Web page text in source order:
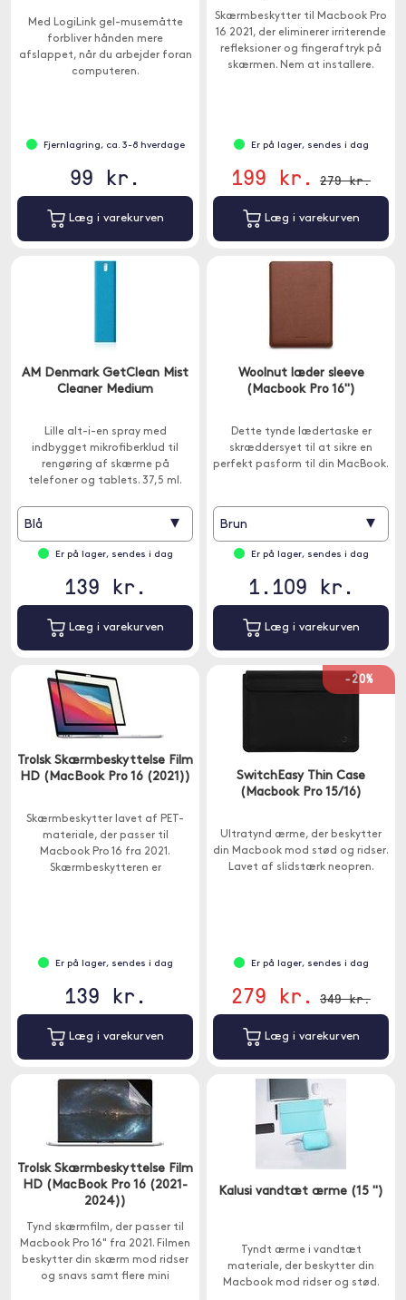
Med LogiLink gel-musemåtte
forbliver hånden mere
afslappet, når du arbejder foran
computeren.
Fjernlagring, ca. 3-8 hverdage
99 kr.
Læg i varekurven
Skærmbeskytter til Macbook Pro
16 2021, der eliminerer irriterende
refleksioner og fingeraftryk på
skærmen. Nem at installere.
Er på lager, sendes i dag
199 kr. 279 kr.
Læg i varekurven
AM Denmark GetClean Mist
Cleaner Medium
Lille alt-i-en spray med
indbygget mikrofiberklud til
rengøring af skærme på
telefoner og tablets. 37,5 ml.
Blå ▾
Er på lager, sendes i dag
139 kr.
Læg i varekurven
Woolnut læder sleeve
(Macbook Pro 16")
Dette tynde lædertaske er
skræddersyet til at sikre en
perfekt pasform til din MacBook.
Brun ▾
Er på lager, sendes i dag
1.109 kr.
Læg i varekurven
Trolsk Skærmbeskyttelse Film
HD (MacBook Pro 16 (2021))
Skærmbeskytter lavet af PET-
materiale, der passer til
Macbook Pro 16 fra 2021.
Skærmbeskytteren er
Er på lager, sendes i dag
139 kr.
Læg i varekurven
-20%
SwitchEasy Thin Case
(Macbook Pro 15/16)
Ultratynd ærme, der beskytter
din Macbook mod stød og ridser.
Lavet af slidstærk neopren.
Er på lager, sendes i dag
279 kr. 349 kr.
Læg i varekurven
Trolsk Skærmbeskyttelse Film
HD (MacBook Pro 16 (2021-
2024))
Tynd skærmfilm, der passer til
Macbook Pro 16" fra 2021. Filmen
beskytter din skærm mod ridser
og snavs samt flere mini
Kalusi vandtæt ærme (15 ")
Tyndt ærme i vandtæt
materiale, der beskytter din
Macbook mod ridser og stød.